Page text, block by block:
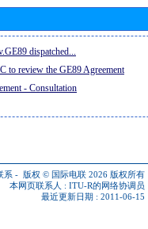
dispatched...
to review the GE89 Agreement
- Consultation
系 - 版权 © 国际电联 2026 版权所有
本网页联系人 : ITU-R的网络协调员
最近更新日期 : 2011-06-15